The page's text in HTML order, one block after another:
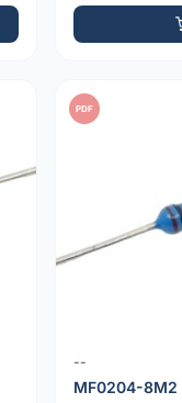
PDF
--
MF0204-8M2